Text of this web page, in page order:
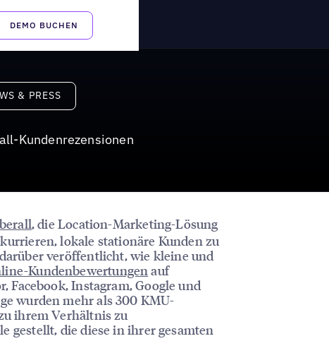
DEMO BUCHEN
News & Press
& PRESS
Kundenrezensionen
, die Location-Marketing-Lösung
lokale stationäre Kunden zu
veröffentlicht, wie kleine und
Kundenbewertungen auf
Instagram, Google und
wurden mehr als 300 KMU-
ihrem Verhältnis zu
gestellt, die diese in ihrer gesamten